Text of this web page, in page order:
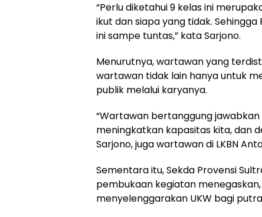
“Perlu diketahui 9 kelas ini
ikut dan siapa yang tidak.
ini sampe tuntas,” kata Sarjono.
Menurutnya, wartawan yang
wartawan tidak lain hanya untuk
publik melalui karyanya.
“Wartawan bertanggung
meningkatkan kapasitas kita, dan
Sarjono, juga wartawan di LKBN
Sementara itu, Sekda Provensi
pembukaan kegiatan
menyelenggarakan UKW bagi